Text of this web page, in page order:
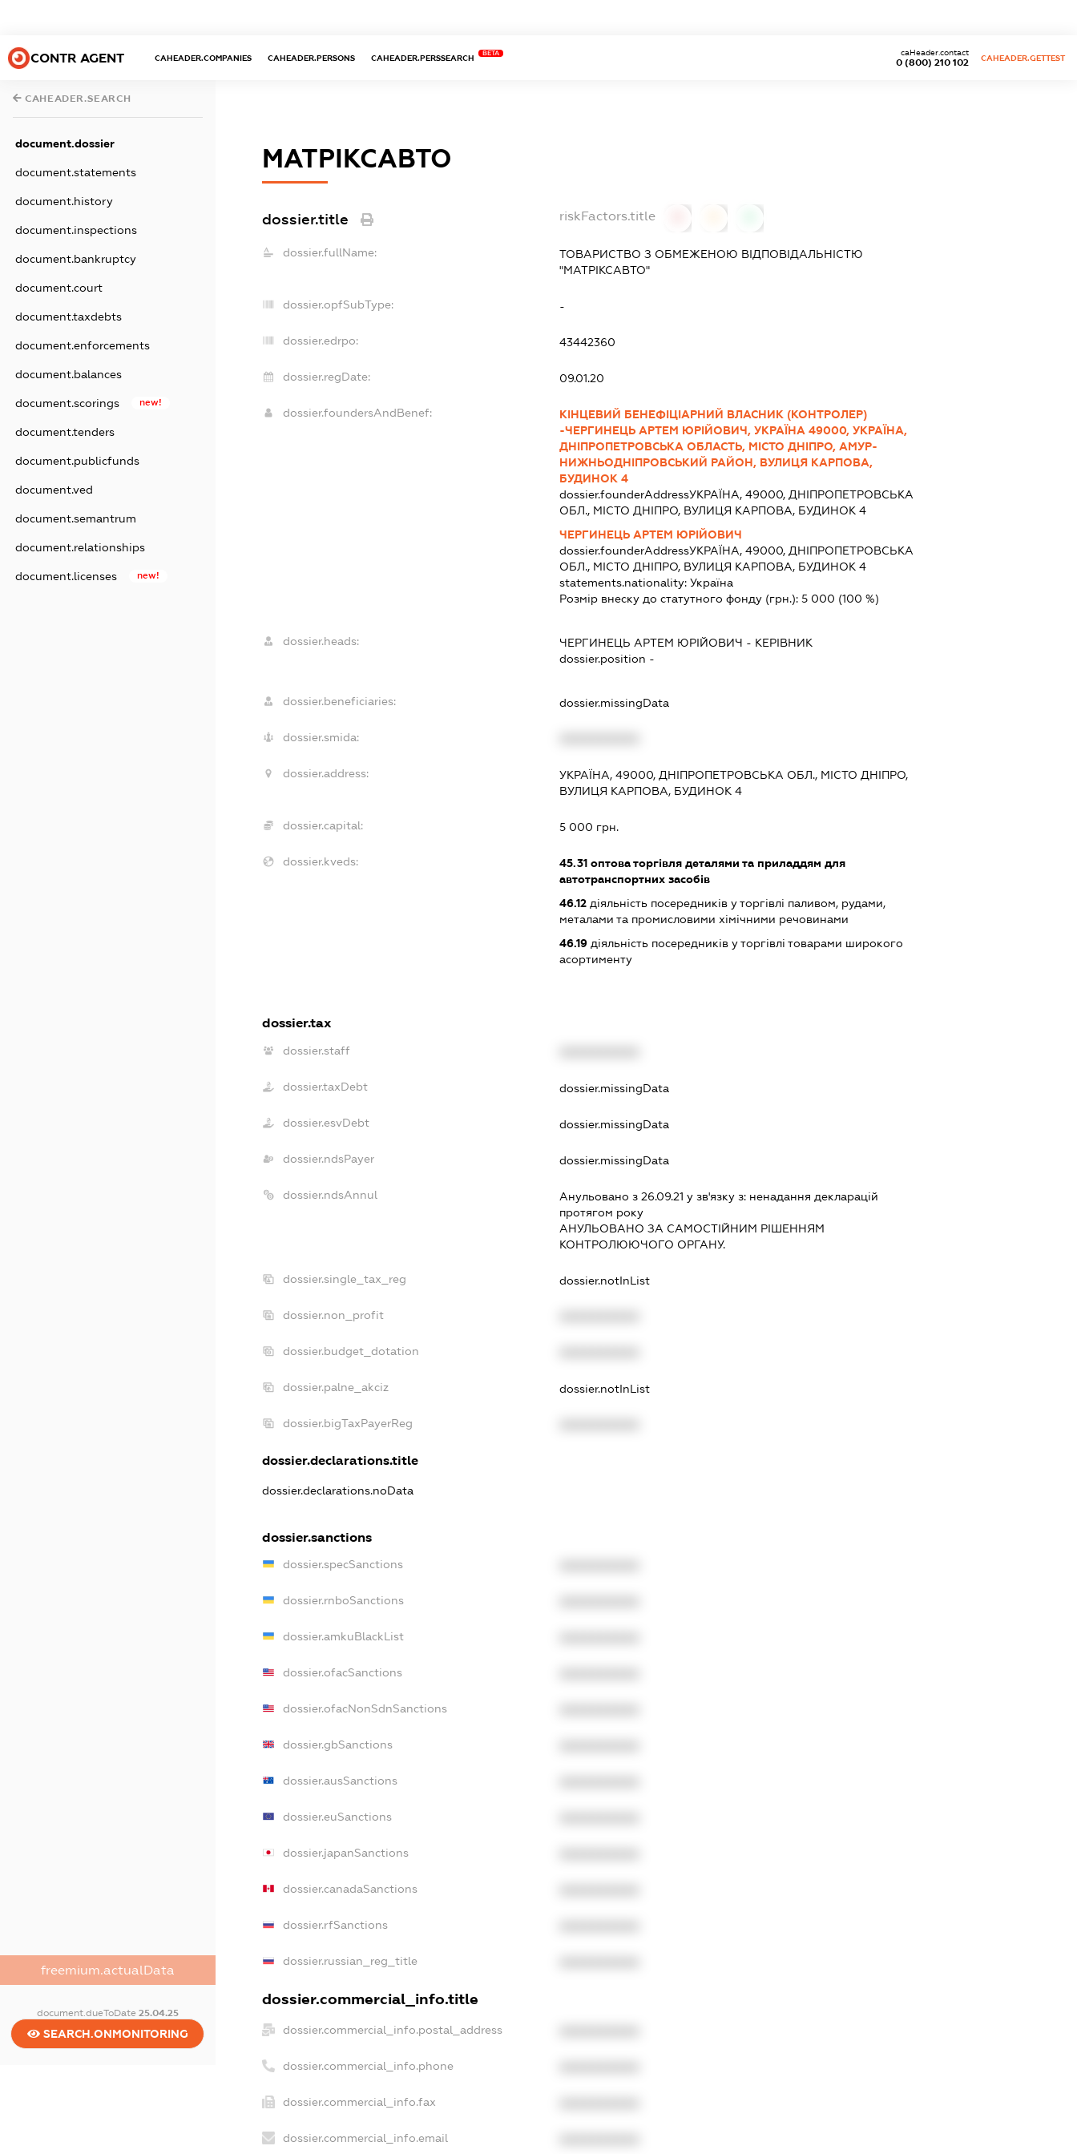
CONTR AGENT CAHEADER.COMPANIES CAHEADER.PERSONS CAHEADER.PERSSEARCH
BETA
0 (800) 210 102
caHeader.contact
CAHEADER.GETTEST
CAHEADER.SEARCH
document.dossier
document.statements
document.history
document.inspections
document.bankruptcy
document.court
document.taxdebts
document.enforcements
document.balances
document.scorings new!
document.tenders
document.publicfunds
document.ved
document.semantrum
document.relationships
document.licenses new!
freemium.actualData
document.dueToDate 25.04.25
SEARCH.ONMONITORING
МАТРІКСАВТО
dossier.title riskFactors.title
dossier.fullName:
ТОВАРИСТВО З ОБМЕЖЕНОЮ ВІДПОВІДАЛЬНІСТЮ
"МАТРІКСАВТО"
dossier.opfSubType: -
dossier.edrpo: 43442360
dossier.regDate: 09.01.20
dossier.foundersAndBenef:
КІНЦЕВИЙ БЕНЕФІЦІАРНИЙ ВЛАСНИК (КОНТРОЛЕР)
-ЧЕРГИНЕЦЬ АРТЕМ ЮРІЙОВИЧ, УКРАЇНА 49000, УКРАЇНА,
ДНІПРОПЕТРОВСЬКА ОБЛАСТЬ, МІСТО ДНІПРО, АМУР-
НИЖНЬОДНІПРОВСЬКИЙ РАЙОН, ВУЛИЦЯ КАРПОВА,
БУДИНОК 4
dossier.founderAddressУКРАЇНА, 49000, ДНІПРОПЕТРОВСЬКА
ОБЛ., МІСТО ДНІПРО, ВУЛИЦЯ КАРПОВА, БУДИНОК 4
ЧЕРГИНЕЦЬ АРТЕМ ЮРІЙОВИЧ
dossier.founderAddressУКРАЇНА, 49000, ДНІПРОПЕТРОВСЬКА
ОБЛ., МІСТО ДНІПРО, ВУЛИЦЯ КАРПОВА, БУДИНОК 4
statements.nationality: Україна
Розмір внеску до статутного фонду (грн.): 5 000 (100 %)
dossier.heads: ЧЕРГИНЕЦЬ АРТЕМ ЮРІЙОВИЧ - КЕРІВНИК
dossier.position -
dossier.beneficiaries: dossier.missingData
dossier.smida:
dossier.address:
УКРАЇНА, 49000, ДНІПРОПЕТРОВСЬКА ОБЛ., МІСТО ДНІПРО,
ВУЛИЦЯ КАРПОВА, БУДИНОК 4
dossier.capital: 5 000 грн.
dossier.kveds: 45.31оптова торгівля деталями та приладдям для
автотранспортних засобів
46.12діяльність посередників у торгівлі паливом, рудами,
металами та промисловими хімічними речовинами
46.19діяльність посередників у торгівлі товарами широкого
асортименту
dossier.tax
dossier.staff
dossier.taxDebt dossier.missingData
dossier.esvDebt dossier.missingData
dossier.ndsPayer dossier.missingData
dossier.ndsAnnul Анульовано з 26.09.21 у зв'язку з: ненадання декларацiй
протягом року
АНУЛЬОВАНО ЗА САМОСТIЙНИМ РIШЕННЯМ
КОНТРОЛЮЮЧОГО ОРГАНУ.
dossier.single_tax_reg dossier.notInList
dossier.non_profit
dossier.budget_dotation
dossier.palne_akciz dossier.notInList
dossier.bigTaxPayerReg
dossier.declarations.title
dossier.declarations.noData
dossier.sanctions
dossier.specSanctions
dossier.rnboSanctions
dossier.amkuBlackList
dossier.ofacSanctions
dossier.ofacNonSdnSanctions
dossier.gbSanctions
dossier.ausSanctions
dossier.euSanctions
dossier.japanSanctions
dossier.canadaSanctions
dossier.rfSanctions
dossier.russian_reg_title
dossier.commercial_info.title
dossier.commercial_info.postal_address
dossier.commercial_info.phone
dossier.commercial_info.fax
dossier.commercial_info.email